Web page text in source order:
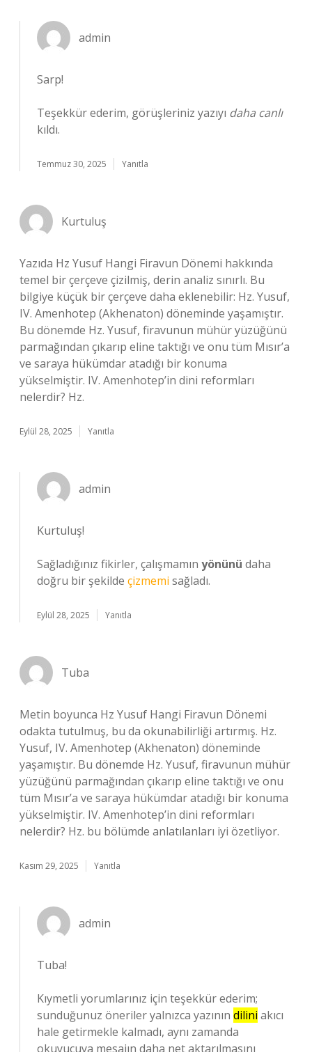
admin
Sarp!
Teşekkür ederim, görüşleriniz yazıyı daha canlı
kıldı.
Temmuz 30, 2025 Yanıtla
Kurtuluş
Yazıda Hz Yusuf Hangi Firavun Dönemi hakkında
temel bir çerçeve çizilmiş, derin analiz sınırlı. Bu
bilgiye küçük bir çerçeve daha eklenebilir: Hz. Yusuf,
IV. Amenhotep (Akhenaton) döneminde yaşamıştır.
Bu dönemde Hz. Yusuf, firavunun mühür yüzüğünü
parmağından çıkarıp eline taktığı ve onu tüm Mısır’a
ve saraya hükümdar atadığı bir konuma
yükselmiştir. IV. Amenhotep’in dini reformları
nelerdir? Hz.
Eylül 28, 2025 Yanıtla
admin
Kurtuluş!
Sağladığınız fikirler, çalışmamın yönünü daha
doğru bir şekilde çizmemi sağladı.
Eylül 28, 2025 Yanıtla
Tuba
Metin boyunca Hz Yusuf Hangi Firavun Dönemi
odakta tutulmuş, bu da okunabilirliği artırmış. Hz.
Yusuf, IV. Amenhotep (Akhenaton) döneminde
yaşamıştır. Bu dönemde Hz. Yusuf, firavunun mühür
yüzüğünü parmağından çıkarıp eline taktığı ve onu
tüm Mısır’a ve saraya hükümdar atadığı bir konuma
yükselmiştir. IV. Amenhotep’in dini reformları
nelerdir? Hz. bu bölümde anlatılanları iyi özetliyor.
Kasım 29, 2025 Yanıtla
admin
Tuba!
Kıymetli yorumlarınız için teşekkür ederim;
sunduğunuz öneriler yalnızca yazının dilini akıcı
hale getirmekle kalmadı, aynı zamanda
okuyucuya mesajın daha netaktarılmasını